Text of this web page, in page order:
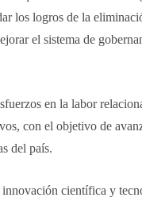
los logros de la
el sistema de
en la labor
con el objetivo de
del país.
científica y